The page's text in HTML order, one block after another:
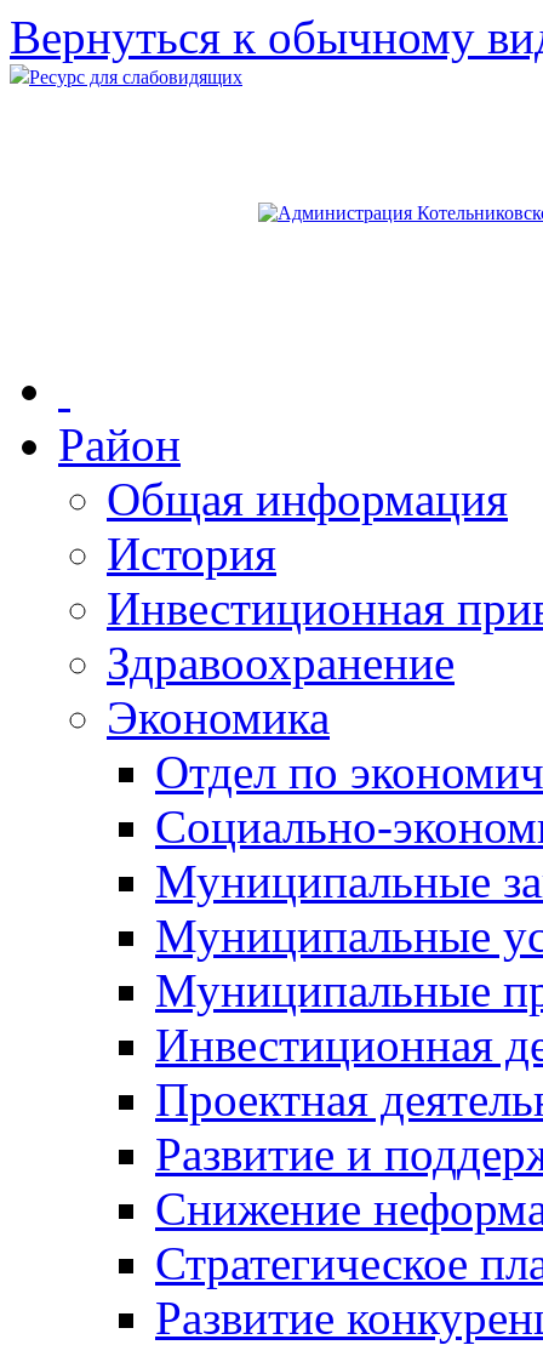
Вернуться к обычному
Ресурс для слабовидящих
Район
Общая информация
История
Инвестиционная
Здравоохранение
Экономика
Отдел по
Социально-
Муниципальные
Муниципальные
Муниципальные
Инвестиционная
Проектная
Развитие и
Снижение
Стратегическое
Развитие